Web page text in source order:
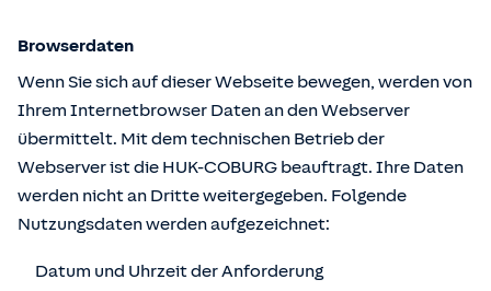
Browserdaten
Wenn Sie sich auf dieser Webseite bewegen, werden von
Ihrem Internetbrowser Daten an den Webserver
übermittelt. Mit dem technischen Betrieb der
Webserver ist die HUK-COBURG beauftragt. Ihre Daten
werden nicht an Dritte weitergegeben. Folgende
Nutzungsdaten werden aufgezeichnet:
Datum und Uhrzeit der Anforderung